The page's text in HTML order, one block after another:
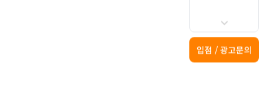
입점 / 광고문의